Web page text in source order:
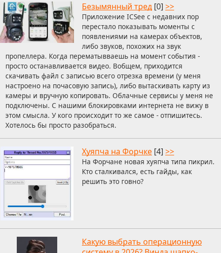
Безымянный тред [0] >>
Приложение ICSee с недавних пор
перестало показывать моменты с
появлениями на камерах объектов,
либо звуков, похожих на звук
пропеллера. Когда перематывваешь на момент события -
просто останавливается видео. Вобщем, приходится
скачивать файл с записью всего отрезка времени (у меня
настроено на почасовую запись), либо вытаскивать карту из
камеры и вручную копировать. Облачные сервисы у меня не
подключены. С нашими блокировками интернета не вижу в
этом смысла. У кого происходит то же самое - отпишитесь.
Хотелось бы просто разобраться.
Хуяпча на Форчке [4] >>
На Форчане новая хуяпча типа пикрил.
Кто сталкивался, есть гайды, как
решить это говно?
Какую выбрать операционную